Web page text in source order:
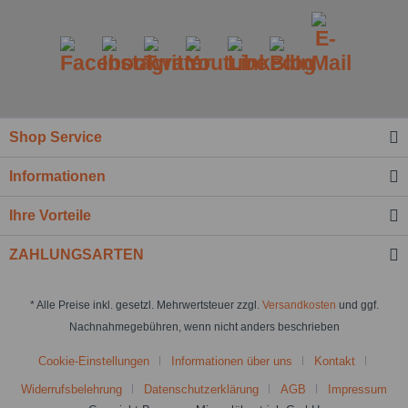
Shop Service
Informationen
Ihre Vorteile
ZAHLUNGSARTEN
* Alle Preise inkl. gesetzl. Mehrwertsteuer zzgl. Versandkosten und ggf.
Nachnahmegebühren, wenn nicht anders beschrieben
Cookie-Einstellungen Informationen über uns Kontakt
Widerrufsbelehrung Datenschutzerklärung AGB
Impressum